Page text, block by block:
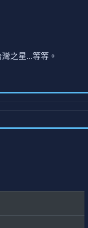
之星...等等。